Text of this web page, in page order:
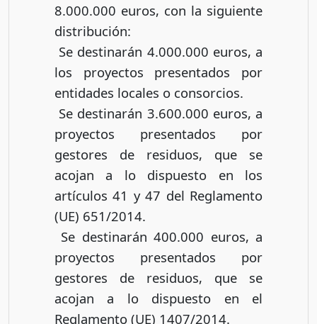
8.000.000 euros, con la siguiente
distribución:
 Se destinarán 4.000.000 euros, a
los proyectos presentados por
entidades locales o consorcios.
 Se destinarán 3.600.000 euros, a
proyectos presentados por
gestores de residuos, que se
acojan a lo dispuesto en los
artículos 41 y 47 del Reglamento
(UE) 651/2014.
 Se destinarán 400.000 euros, a
proyectos presentados por
gestores de residuos, que se
acojan a lo dispuesto en el
Reglamento (UE) 1407/2014.